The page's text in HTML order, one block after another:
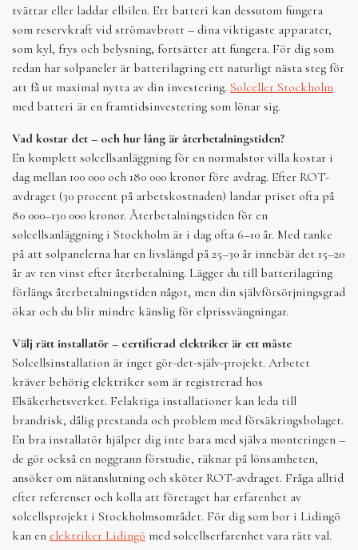
tvättar eller laddar elbilen. Ett batteri kan dessutom fungera
som reservkraft vid strömavbrott – dina viktigaste apparater,
som kyl, frys och belysning, fortsätter att fungera. För dig som
redan har solpaneler är batterilagring ett naturligt nästa steg för
att få ut maximal nytta av din investering. Solceller Stockholm
med batteri är en framtidsinvestering som lönar sig.
Vad kostar det – och hur lång är återbetalningstiden?
En komplett solcellsanläggning för en normalstor villa kostar i
dag mellan 100 000 och 180 000 kronor före avdrag. Efter ROT-
avdraget (30 procent på arbetskostnaden) landar priset ofta på
80 000–130 000 kronor. Återbetalningstiden för en
solcellsanläggning i Stockholm är i dag ofta 6–10 år. Med tanke
på att solpanelerna har en livslängd på 25–30 år innebär det 15–20
år av ren vinst efter återbetalning. Lägger du till batterilagring
förlängs återbetalningstiden något, men din självförsörjningsgrad
ökar och du blir mindre känslig för elprissvängningar.
Välj rätt installatör – certifierad elektriker är ett måste
Solcellsinstallation är inget gör-det-själv-projekt. Arbetet
kräver behörig elektriker som är registrerad hos
Elsäkerhetsverket. Felaktiga installationer kan leda till
brandrisk, dålig prestanda och problem med försäkringsbolaget.
En bra installatör hjälper dig inte bara med själva monteringen –
de gör också en noggrann förstudie, räknar på lönsamheten,
ansöker om nätanslutning och sköter ROT-avdraget. Fråga alltid
efter referenser och kolla att företaget har erfarenhet av
solcellsprojekt i Stockholmsområdet. För dig som bor i Lidingö
kan en elektriker Lidingö med solcellserfarenhet vara rätt val.